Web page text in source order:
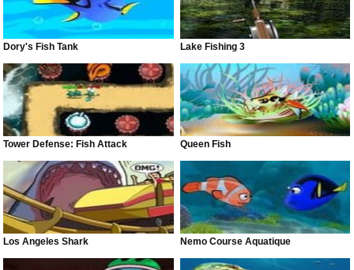
Dory's Fish Tank Lake Fishing 3
Tower Defense: Fish Attack Queen Fish
Los Angeles Shark Nemo Course Aquatique